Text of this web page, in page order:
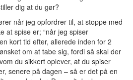
dig at du gør?
når jeg opfordrer til, at stoppe med
at spise er; “når jeg spiser
kort tid efter, allerede inden for 2
om at tabe sig, fordi så skal der
du sikkert oplever, at du spiser
senere på dagen – så er det på en